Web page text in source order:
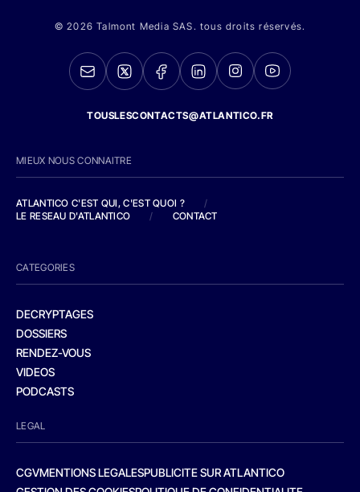
© 2026 Talmont Media SAS. tous droits réservés.
TOUSLESCONTACTS@ATLANTICO.FR
MIEUX NOUS CONNAITRE
ATLANTICO C'EST QUI, C'EST QUOI ?
/
LE RESEAU D'ATLANTICO
/ CONTACT
CATEGORIES
DECRYPTAGES
DOSSIERS
RENDEZ-VOUS
VIDEOS
PODCASTS
LEGAL
CGVMENTIONS LEGALESPUBLICITE SUR ATLANTICO